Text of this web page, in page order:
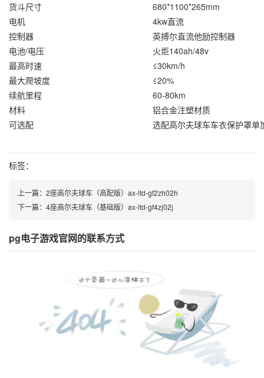
货斗尺寸
680*1100*265mm
电机
4kw直流
控制器
英搏尔直流他励控制器
电池/电压
火炬140ah/48v
最高时速
≤30km/h
最大爬坡度
≤20%
续航里程
60-80km
材料
铝合金注塑材质
可选配
选配高尔夫球车车衣保护罩单
标签：
上一篇： 2座高尔夫球车（高配版）ax-ltd-gf2zh02h
下一篇： 4座高尔夫球车（基础版）ax-ltd-gf4zj02j
pg电子游戏官网的联系方式